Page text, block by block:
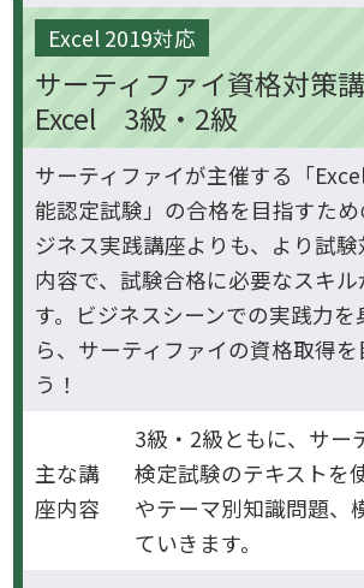
Excel 2019対応
サーティファイ資格対策
Excel 3級・2級
サーティファイが主催する「
能認定試験」の合格を目指すた
ジネス実践講座よりも、より試
内容で、試験合格に必要なスキ
す。ビジネスシーンでの実践力
ら、サーティファイの資格取得を
う！
主な講
座内容
3級・2級ともに、サー
検定試験のテキストを
やテーマ別知識問題、
ていきます。